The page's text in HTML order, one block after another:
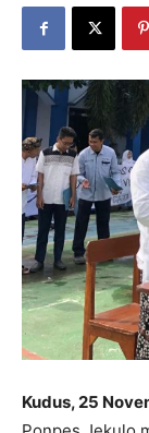
Kudus, 25